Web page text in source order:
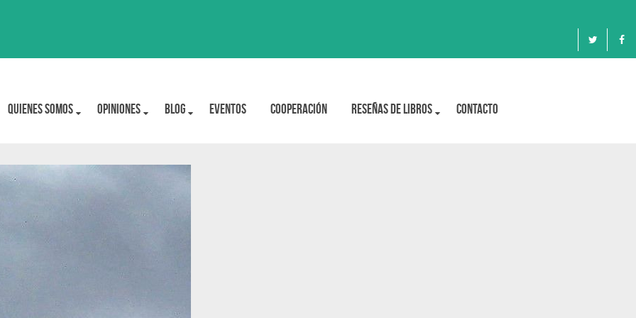
Quienes Somos OPINIONES BLOG Eventos Cooperación Reseñas de libros Contacto